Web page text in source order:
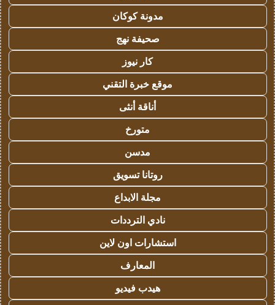
مدونة كوكان
صحيفة نهج
كار نيوز
موقع خبرة التقني
أناقة أنثى
متورخ
مدسن
روتانا تسويق
مجلة الابداع
نادي الترددات
استشارات اون لاين
المعارف
هيدب فيديو